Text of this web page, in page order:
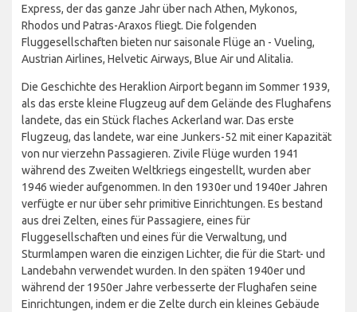
Express, der das ganze Jahr über nach Athen, Mykonos,
Rhodos und Patras-Araxos fliegt. Die folgenden
Fluggesellschaften bieten nur saisonale Flüge an - Vueling,
Austrian Airlines, Helvetic Airways, Blue Air und Alitalia.
Die Geschichte des Heraklion Airport begann im Sommer 1939,
als das erste kleine Flugzeug auf dem Gelände des Flughafens
landete, das ein Stück flaches Ackerland war. Das erste
Flugzeug, das landete, war eine Junkers-52 mit einer Kapazität
von nur vierzehn Passagieren. Zivile Flüge wurden 1941
während des Zweiten Weltkriegs eingestellt, wurden aber
1946 wieder aufgenommen. In den 1930er und 1940er Jahren
verfügte er nur über sehr primitive Einrichtungen. Es bestand
aus drei Zelten, eines für Passagiere, eines für
Fluggesellschaften und eines für die Verwaltung, und
Sturmlampen waren die einzigen Lichter, die für die Start- und
Landebahn verwendet wurden. In den späten 1940er und
während der 1950er Jahre verbesserte der Flughafen seine
Einrichtungen, indem er die Zelte durch ein kleines Gebäude